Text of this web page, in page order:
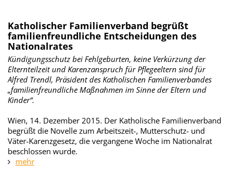
Katholischer Familienverband begrüßt
familienfreundliche Entscheidungen des
Nationalrates
Kündigungsschutz bei Fehlgeburten, keine Verkürzung der
Elternteilzeit und Karenzanspruch für Pflegeeltern sind für
Alfred Trendl, Präsident des Katholischen Familienverbandes
„familienfreundliche Maßnahmen im Sinne der Eltern und
Kinder“.
Wien, 14. Dezember 2015. Der Katholische Familienverband
begrüßt die Novelle zum Arbeitszeit-, Mutterschutz- und
Väter-Karenzgesetz, die vergangene Woche im Nationalrat
beschlossen wurde.
mehr